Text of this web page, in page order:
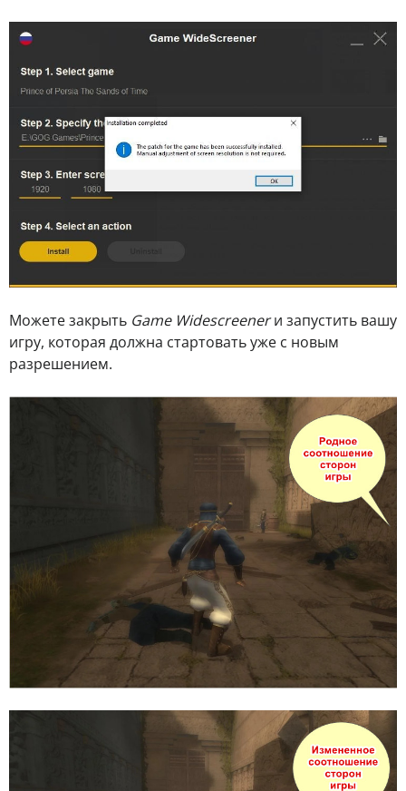
Можете закрыть Game Widescreenerи запустить вашу
игру, которая должна стартовать уже с новым
разрешением.